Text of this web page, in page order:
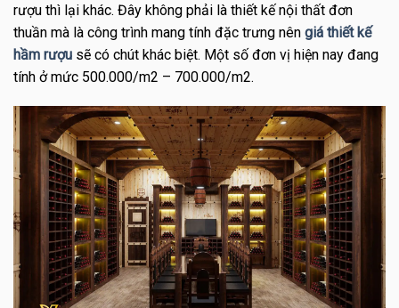
rượu thì lại khác. Đây không phải là thiết kế nội thất đơn
thuần mà là công trình mang tính đặc trưng nên giá thiết kế
hầm rượu sẽ có chút khác biệt. Một số đơn vị hiện nay đang
tính ở mức 500.000/m2 – 700.000/m2.